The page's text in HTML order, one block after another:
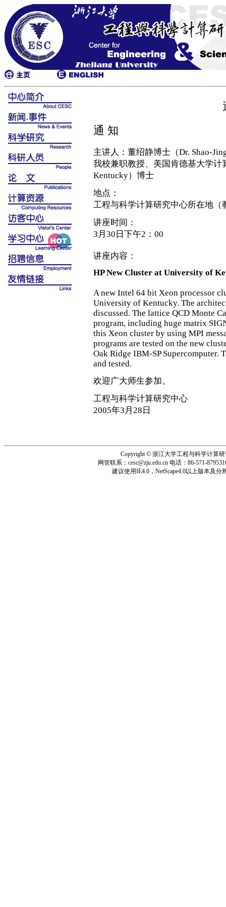
通 知
主讲人：董绍静博士（Dr. Shao-
我校兼职教授、美国肯德基大学计
Kentucky）博士
地点：
工程与科学计算研究中心所在地（
讲座时间：
3月30日下午2：00
讲座内容：
HP New Cluster at University of
A new Intel 64 bit Xeon processor
University of Kentucky. The
discussed. The lattice QCD Monte
program, including huge matrix
this Xeon cluster by using MPI
programs are tested on the new
Oak Ridge IBM-SP Supercomputer.
and tested.
欢迎广大师生参加。
工程与科学计算研究中心
2005年3月28日
Copyright © 浙江大学工程与科学计算研
网管联系： cesc@zju.edu.cn电话： 86-571-
建议使用IE4.0，NetScape4.0以上版本及分